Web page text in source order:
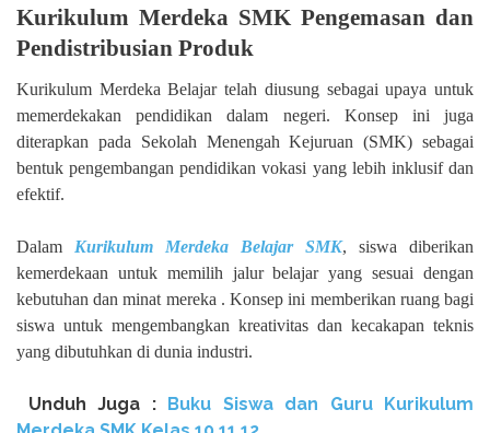
Kurikulum Merdeka SMK Pengemasan dan
Pendistribusian Produk
Kurikulum Merdeka Belajar telah diusung sebagai upaya untuk
memerdekakan pendidikan dalam negeri. Konsep ini juga
diterapkan pada Sekolah Menengah Kejuruan (SMK) sebagai
bentuk pengembangan pendidikan vokasi yang lebih inklusif dan
efektif.
Dalam Kurikulum Merdeka Belajar SMK, siswa diberikan
kemerdekaan untuk memilih jalur belajar yang sesuai dengan
kebutuhan dan minat mereka . Konsep ini memberikan ruang bagi
siswa untuk mengembangkan kreativitas dan kecakapan teknis
yang dibutuhkan di dunia industri.
Unduh Juga : Buku Siswa dan Guru Kurikulum